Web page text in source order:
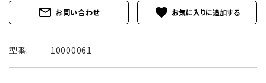
mail_outline お問い合わせ favorite
型番: 10000061